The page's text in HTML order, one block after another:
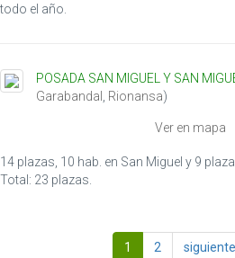
todo el año.
POSADA SAN MIGUEL Y SAN
Garabandal
Rionansa)
Ver en mapa
14 plazas, 10 hab. en San Miguel y 9
Total: 23 plazas.
1 2 siguiente